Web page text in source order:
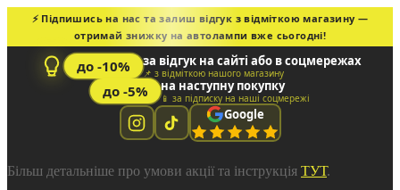
⚡ Підпишись на нас та залиш відгук з відміткою магазину —
отримай знижку на автолампи вже сьогодні!
до -10% за відгук на сайті або в соцмережах
📌 з відміткою нашого магазину
до -5% на наступну покупку
📱 за підписку на наші соцмережі
Google
Більш детальніше про умови акції та інструкція ТУТ.